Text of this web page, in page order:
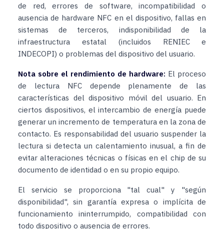
de red, errores de software, incompatibilidad o
ausencia de hardware NFC en el dispositivo, fallas en
sistemas de terceros, indisponibilidad de la
infraestructura estatal (incluidos RENIEC e
INDECOPI) o problemas del dispositivo del usuario.
Nota sobre el rendimiento de hardware: El proceso
de lectura NFC depende plenamente de las
características del dispositivo móvil del usuario. En
ciertos dispositivos, el intercambio de energía puede
generar un incremento de temperatura en la zona de
contacto. Es responsabilidad del usuario suspender la
lectura si detecta un calentamiento inusual, a fin de
evitar alteraciones técnicas o físicas en el chip de su
documento de identidad o en su propio equipo.
El servicio se proporciona "tal cual" y "según
disponibilidad", sin garantía expresa o implícita de
funcionamiento ininterrumpido, compatibilidad con
todo dispositivo o ausencia de errores.